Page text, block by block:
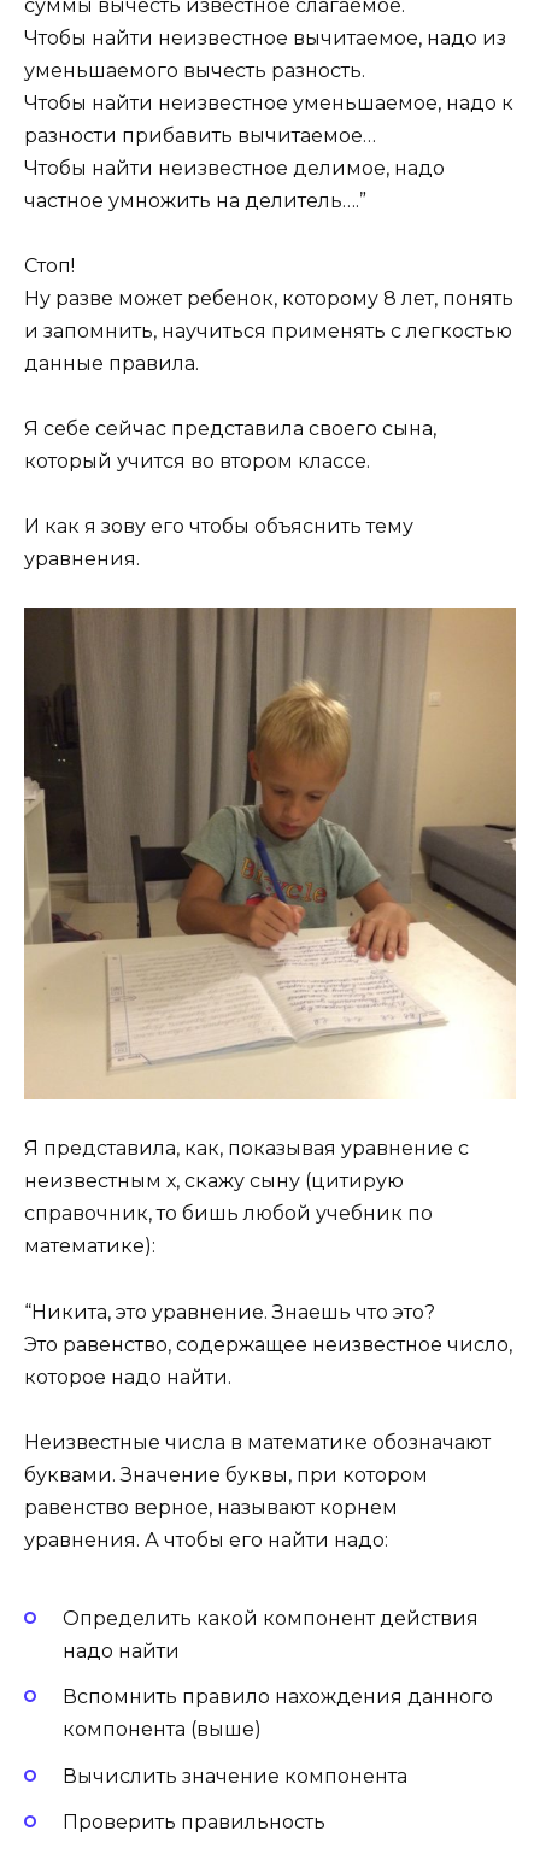
суммы вычесть известное слагаемое.
Чтобы найти неизвестное вычитаемое, надо из
уменьшаемого вычесть разность.
Чтобы найти неизвестное уменьшаемое, надо к
разности прибавить вычитаемое…
Чтобы найти неизвестное делимое, надо
частное умножить на делитель….”
Стоп!
Ну разве может ребенок, которому 8 лет, понять
и запомнить, научиться применять с легкостью
данные правила.
Я себе сейчас представила своего сына,
который учится во втором классе.
И как я зову его чтобы объяснить тему
уравнения.
Я представила, как, показывая уравнение с
неизвестным х, скажу сыну (цитирую
справочник, то бишь любой учебник по
математике):
“Никита, это уравнение. Знаешь что это?
Это равенство, содержащее неизвестное число,
которое надо найти.
Неизвестные числа в математике обозначают
буквами. Значение буквы, при котором
равенство верное, называют корнем
уравнения. А чтобы его найти надо:
Определить какой компонент действия
надо найти
Вспомнить правило нахождения данного
компонента (выше)
Вычислить значение компонента
Проверить правильность